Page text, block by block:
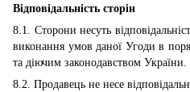
Відповідальність сторін
8.1. Сторони несуть
виконання умов даної Угоди в
та діючим законодавством України.
8.2. Продавець не несе